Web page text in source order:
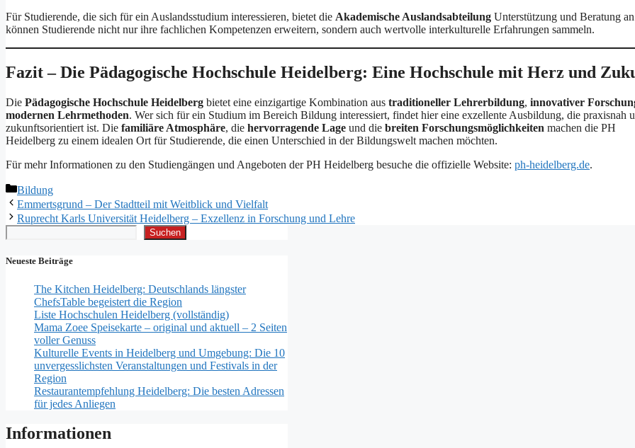
Für Studierende, die sich für ein Auslandsstudium interessieren, bietet die Akademische Auslandsabteilung Unterstützung und Beratung
können Studierende nicht nur ihre fachlichen Kompetenzen erweitern, sondern auch wertvolle interkulturelle Erfahrungen sammeln.
Fazit – Die Pädagogische Hochschule Heidelberg: Eine Hochschule mit Herz und
Die Pädagogische Hochschule Heidelberg bietet eine einzigartige Kombination aus traditioneller Lehrerbildung, innovativer
modernen Lehrmethoden. Wer sich für ein Studium im Bereich Bildung interessiert, findet hier eine exzellente Ausbildung, die praxisnah
zukunftsorientiert ist. Die familiäre Atmosphäre, die hervorragende Lage und die breiten Forschungsmöglichkeiten machen die PH
Heidelberg zu einem idealen Ort für Studierende, die einen Unterschied in der Bildungswelt machen möchten.
Für mehr Informationen zu den Studiengängen und Angeboten der PH Heidelberg besuche die offizielle Website: ph-heidelberg.de.
Kategorien
Bildung
Emmertsgrund – Der Stadtteil mit Weitblick und Vielfalt
Ruprecht Karls Universität Heidelberg – Exzellenz in Forschung und Lehre
Suchen
Suchen
Neueste Beiträge
The Kitchen Heidelberg: Deutschlands längster
ChefsTable begeistert die Region
Liste Hochschulen Heidelberg (vollständig)
Mama Zoee Speisekarte – original und aktuell – 2 Seiten
voller Genuss
Kulturelle Events in Heidelberg und Umgebung: Die 10
unvergesslichsten Veranstaltungen und Festivals in der
Region
Restaurantempfehlung Heidelberg: Die besten Adressen
für jedes Anliegen
Informationen